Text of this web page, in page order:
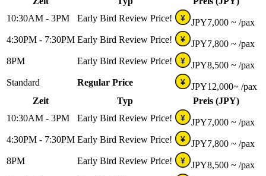
10:30AM - 3PM
Early Bird Review Price! ¥ JPY7,000 ~ /pax
4:30PM - 7:30PM Early Bird Review Price! ¥ JPY7,800 ~ /pax
8PM
Early Bird Review Price! ¥ JPY8,500 ~ /pax
Standard
Regular Price ¥ JPY12,000~ /pax
Zeit
Typ
Preis (JPY)
10:30AM - 3PM
Early Bird Review Price! ¥ JPY7,000 ~ /pax
4:30PM - 7:30PM Early Bird Review Price! ¥ JPY7,800 ~ /pax
8PM
Early Bird Review Price! ¥ JPY8,500 ~ /pax